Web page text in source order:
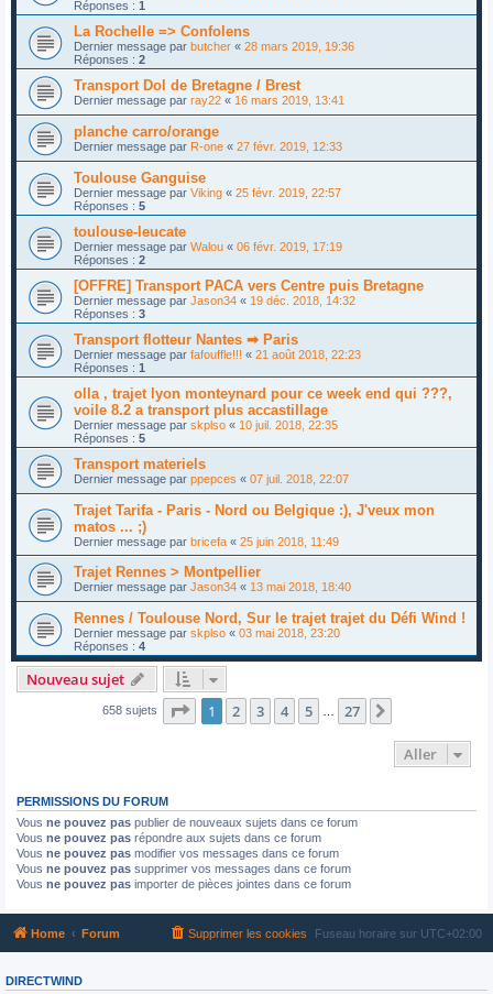
Réponses : 1
La Rochelle => Confolens
Dernier message par butcher « 28 mars 2019, 19:36
Réponses : 2
Transport Dol de Bretagne / Brest
Dernier message par ray22 « 16 mars 2019, 13:41
planche carro/orange
Dernier message par R-one « 27 févr. 2019, 12:33
Toulouse Ganguise
Dernier message par Viking « 25 févr. 2019, 22:57
Réponses : 5
toulouse-leucate
Dernier message par Walou « 06 févr. 2019, 17:19
Réponses : 2
[OFFRE] Transport PACA vers Centre puis Bretagne
Dernier message par Jason34 « 19 déc. 2018, 14:32
Réponses : 3
Transport flotteur Nantes ➡ Paris
Dernier message par fafouffle!!! « 21 août 2018, 22:23
Réponses : 1
olla , trajet lyon monteynard pour ce week end qui ???,
voile 8.2 a transport plus accastillage
Dernier message par skplso « 10 juil. 2018, 22:35
Réponses : 5
Transport materiels
Dernier message par ppepces « 07 juil. 2018, 22:07
Trajet Tarifa - Paris - Nord ou Belgique :), J'veux mon
matos ... ;)
Dernier message par bricefa « 25 juin 2018, 11:49
Trajet Rennes > Montpellier
Dernier message par Jason34 « 13 mai 2018, 18:40
Rennes / Toulouse Nord, Sur le trajet trajet du Défi Wind !
Dernier message par skplso « 03 mai 2018, 23:20
Réponses : 4
Nouveau sujet
658 sujets Page 1sur27
1 2 3 4 5 27
Aller
PERMISSIONS DU FORUM
Vous ne pouvez pas publier de nouveaux sujets dans ce forum
Vous ne pouvez pas répondre aux sujets dans ce forum
Vous ne pouvez pas modifier vos messages dans ce forum
Vous ne pouvez pas supprimer vos messages dans ce forum
Vous ne pouvez pas importer de pièces jointes dans ce forum
Home Forum Fuseau horaire sur UTC+02:00
Supprimer les cookies
DIRECTWIND